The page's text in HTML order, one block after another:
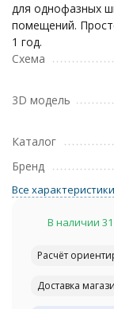
для однофазных
помещений.
1 год.
Схема
3D модель
Каталог
Бренд
Все характеристики
В наличии
Расчёт
Доставка